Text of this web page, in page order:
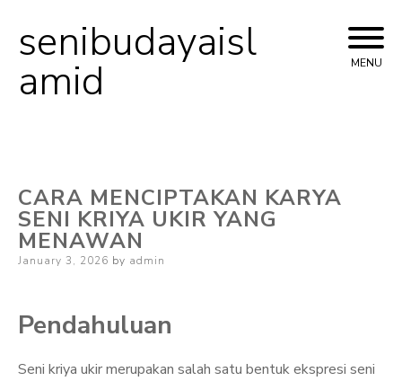
Skip
to
senibudayaisl
amid MENU
CARA MENCIPTAKAN KARYA
SENI KRIYA UKIR YANG
MENAWAN
Posted
January 3, 2026 by admin
Pendahuluan
Seni kriya ukir merupakan salah satu bentuk ekspresi seni